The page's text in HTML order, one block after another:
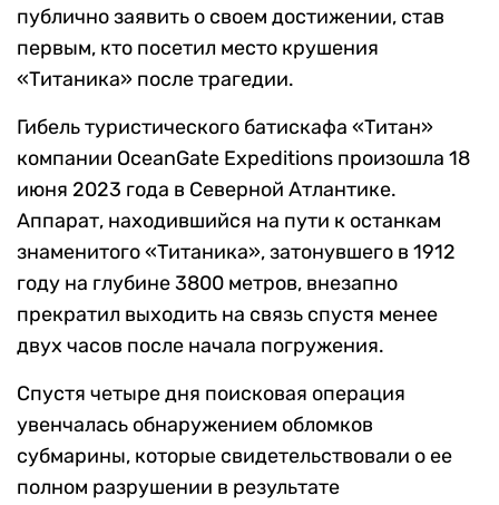
публично заявить о своем достижении, став
первым, кто посетил место крушения
«Титаника» после трагедии.
Гибель туристического батискафа «Титан»
компании OceanGate Expeditions произошла 18
июня 2023 года в Северной Атлантике.
Аппарат, находившийся на пути к останкам
знаменитого «Титаника», затонувшего в 1912
году на глубине 3800 метров, внезапно
прекратил выходить на связь спустя менее
двух часов после начала погружения.
Спустя четыре дня поисковая операция
увенчалась обнаружением обломков
субмарины, которые свидетельствовали о ее
полном разрушении в результате